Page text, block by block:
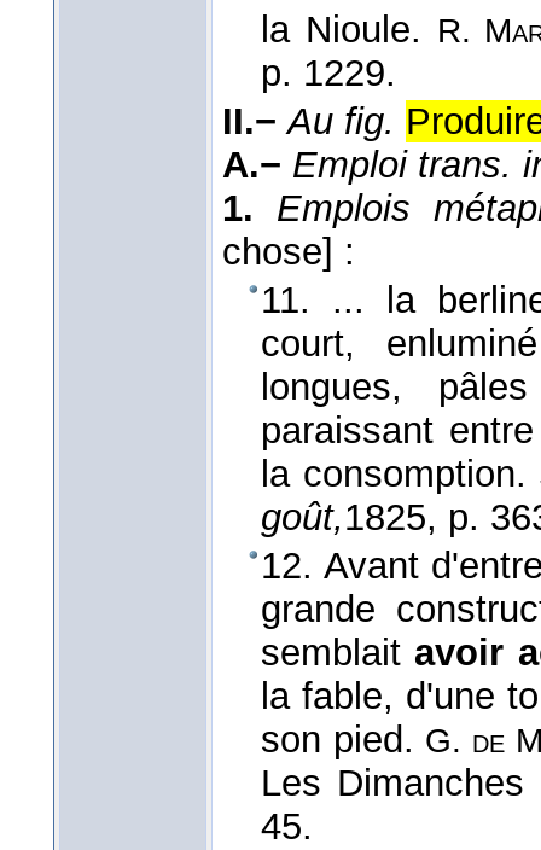
la Nioule. R.
p. 1229.
II.− Au fig.
A.− Emploi trans.
1.
Emplois
chose] :
11. ... la
court,
longues,
paraissant
la consomption.
goût,1825, p.
12. Avant
grande
semblait avoir
la fable, d'une
son pied. G. de
Les
45.